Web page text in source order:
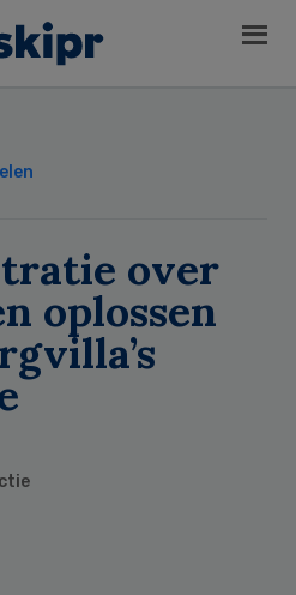
over
oplossen